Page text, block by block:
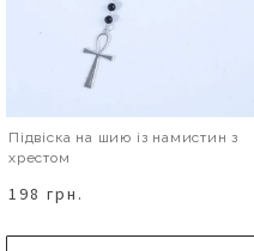
Підвіска на шию із намистин з
хрестом
198 грн.